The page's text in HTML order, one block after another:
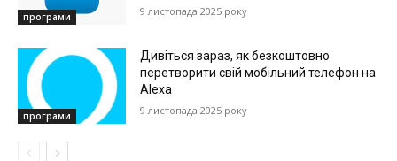
програми 9 листопада 2025 року
програми
Дивіться зараз, як безкоштовно
перетворити свій мобільний телефон на
Alexa
9 листопада 2025 року